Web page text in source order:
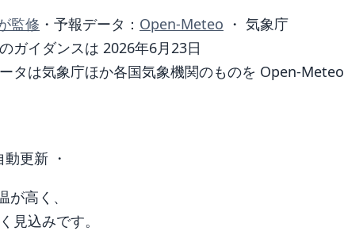
監修 ・ 予報データ： Open-Meteo ・ 気象庁
ガイダンスは 2026年6月23日
タは気象庁ほか各国気象機関のものを Open-Meteo
動更新 ・
高く、
見込みです。